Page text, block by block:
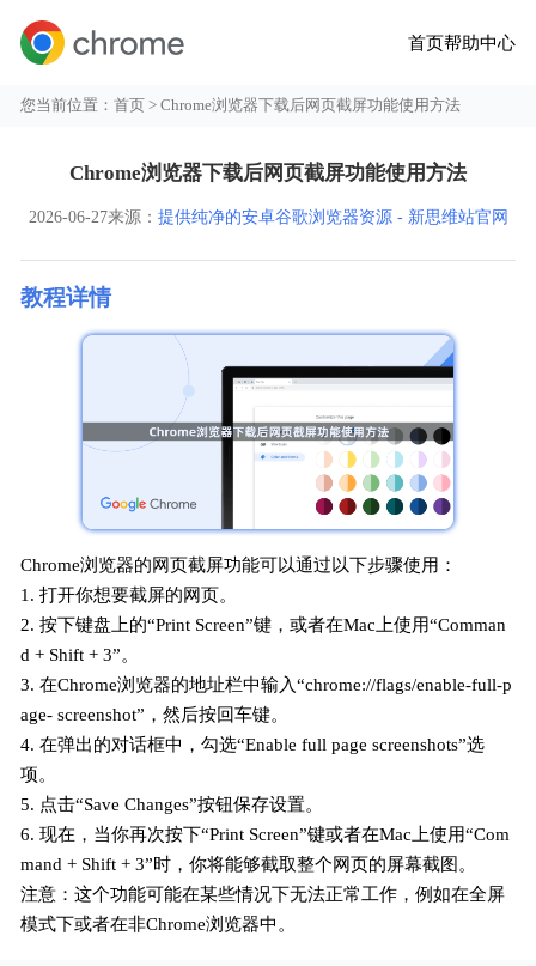
首页帮助中心
您当前位置：首页 > Chrome浏览器下载后网页截屏功能使用方法
Chrome浏览器下载后网页截屏功能使用方法
2026-06-27来源： 提供纯净的安卓谷歌浏览器资源 - 新思维站官网
教程详情
Chrome浏览器的网页截屏功能可以通过以下步骤使用：
1. 打开你想要截屏的网页。
2. 按下键盘上的“Print Screen”键，或者在Mac上使用“Comman
d + Shift + 3”。
3. 在Chrome浏览器的地址栏中输入“chrome://flags/enable-full-p
age- screenshot”，然后按回车键。
4. 在弹出的对话框中，勾选“Enable full page screenshots”选
项。
5. 点击“Save Changes”按钮保存设置。
6. 现在，当你再次按下“Print Screen”键或者在Mac上使用“Com
mand + Shift + 3”时，你将能够截取整个网页的屏幕截图。
注意：这个功能可能在某些情况下无法正常工作，例如在全屏
模式下或者在非Chrome浏览器中。